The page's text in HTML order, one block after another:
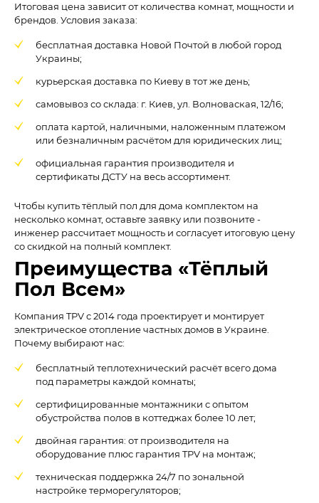
Итоговая цена зависит от количества комнат, мощности и
брендов. Условия заказа:
бесплатная доставка Новой Почтой в любой город
Украины;
курьерская доставка по Киеву в тот же день;
самовывоз со склада: г. Киев, ул. Волноваская, 12/16;
оплата картой, наличными, наложенным платежом
или безналичным расчётом для юридических лиц;
официальная гарантия производителя и
сертификаты ДСТУ на весь ассортимент.
Чтобы купить тёплый пол для дома комплектом на
несколько комнат, оставьте заявку или позвоните -
инженер рассчитает мощность и согласует итоговую цену
со скидкой на полный комплект.
Преимущества «Тёплый
Пол Всем»
Компания TPV с 2014 года проектирует и монтирует
электрическое отопление частных домов в Украине.
Почему выбирают нас:
бесплатный теплотехнический расчёт всего дома
под параметры каждой комнаты;
сертифицированные монтажники с опытом
обустройства полов в коттеджах более 10 лет;
двойная гарантия: от производителя на
оборудование плюс гарантия TPV на монтаж;
техническая поддержка 24/7 по зональной
настройке терморегуляторов;